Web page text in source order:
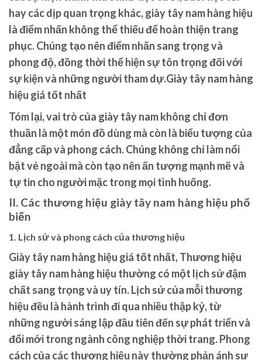
hay các dịp quan trọng khác, giày tây nam hàng hiệu
là điểm nhấn không thể thiếu để hoàn thiện trang
phục. Chúng tạo nên điểm nhấn sang trọng và
phong độ, đồng thời thể hiện sự tôn trọng đối với
sự kiện và những người tham dự.Giày tây nam hàng
hiệu giá tốt nhất
Tóm lại, vai trò của giày tây nam không chỉ đơn
thuần là một món đồ dùng mà còn là biểu tượng của
đẳng cấp và phong cách. Chúng không chỉ làm nổi
bật vẻ ngoài mà còn tạo nên ấn tượng mạnh mẽ và
tự tin cho người mặc trong mọi tình huống.
II. Các thương hiệu giày tây nam hàng hiệu phổ
biến
1. Lịch sử và phong cách của thương hiệu
Giày tây nam hàng hiệu giá tốt nhất, Thương hiệu
giày tây nam hàng hiệu thường có một lịch sử đậm
chất sang trọng và uy tín. Lịch sử của mỗi thương
hiệu đều là hành trình đi qua nhiều thập kỷ, từ
những người sáng lập đầu tiên đến sự phát triển và
đổi mới trong ngành công nghiệp thời trang. Phong
cách của các thương hiệu này thường phản ánh sự